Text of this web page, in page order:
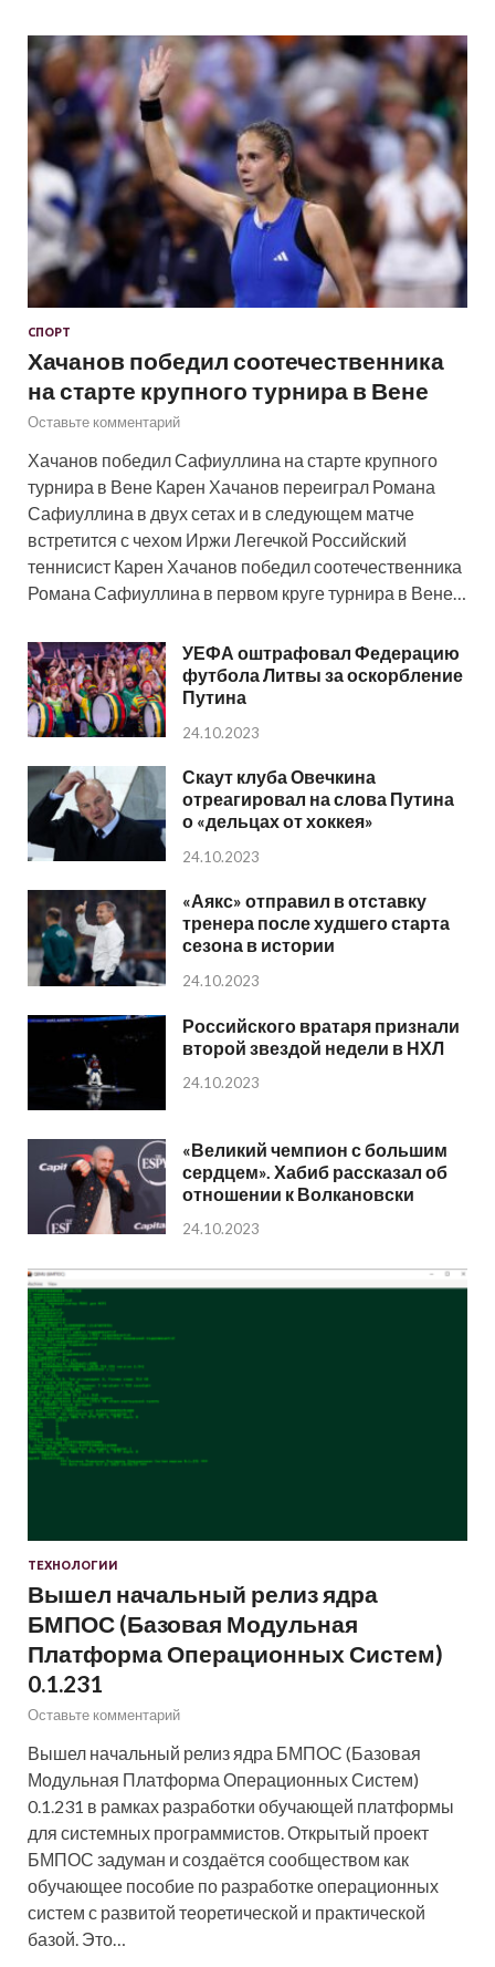
СПОРТ
Хачанов победил соотечественника
на старте крупного турнира в Вене
Оставьте комментарий
Хачанов победил Сафиуллина на старте крупного
турнира в Вене Карен Хачанов переиграл Романа
Сафиуллина в двух сетах и в следующем матче
встретится с чехом Иржи Легечкой Российский
теннисист Карен Хачанов победил соотечественника
Романа Сафиуллина в первом круге турнира в Вене…
УЕФА оштрафовал Федерацию
футбола Литвы за оскорбление
Путина
24.10.2023
Скаут клуба Овечкина
отреагировал на слова Путина
о «дельцах от хоккея»
24.10.2023
«Аякс» отправил в отставку
тренера после худшего старта
сезона в истории
24.10.2023
Российского вратаря признали
второй звездой недели в НХЛ
24.10.2023
«Великий чемпион с большим
сердцем». Хабиб рассказал об
отношении к Волкановски
24.10.2023
ТЕХНОЛОГИИ
Вышел начальный релиз ядра
БМПОС (Базовая Модульная
Платформа Операционных Систем)
0.1.231
Оставьте комментарий
Вышел начальный релиз ядра БМПОС (Базовая
Модульная Платформа Операционных Систем)
0.1.231 в рамках разработки обучающей платформы
для системных программистов. Открытый проект
БМПОС задуман и создаётся сообществом как
обучающее пособие по разработке операционных
систем с развитой теоретической и практической
базой. Это…